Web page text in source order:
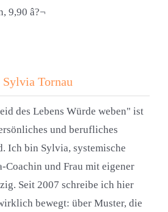
9,90 â?¬
Sylvia Tornau
des Lebens Würde weben" ist
und berufliches
Ich bin Sylvia, systemische
Coachin und Frau mit eigener
Seit 2007 schreibe ich hier
bewegt: über Muster, die